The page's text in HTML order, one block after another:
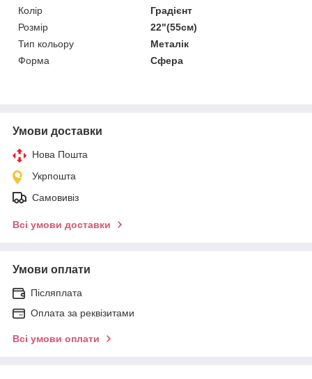
Колір
Градієнт
Розмір
22"(55см)
Тип кольору
Металік
Форма
Сфера
Умови доставки
Нова Пошта
Укрпошта
Самовивіз
Всі умови доставки
Умови оплати
Післяплата
Оплата за реквізитами
Всі умови оплати